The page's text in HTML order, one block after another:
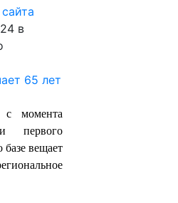
в
момента
первого
базе вещает